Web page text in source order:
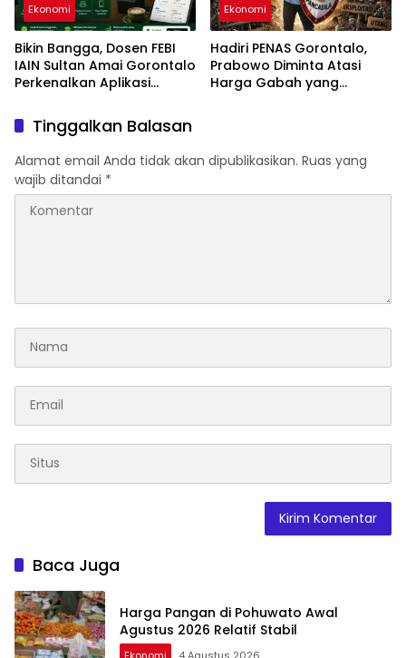
Ekonomi
Bikin Bangga, Dosen FEBI
IAIN Sultan Amai Gorontalo
Perkenalkan Aplikasi
Ekonomi
Hadiri PENAS Gorontalo,
Prabowo Diminta Atasi
Harga Gabah yang
Tinggalkan Balasan
Alamat email Anda tidak akan dipublikasikan. Ruas yang
wajib ditandai *
Baca Juga
Harga Pangan di Pohuwato Awal
Agustus 2026 Relatif Stabil